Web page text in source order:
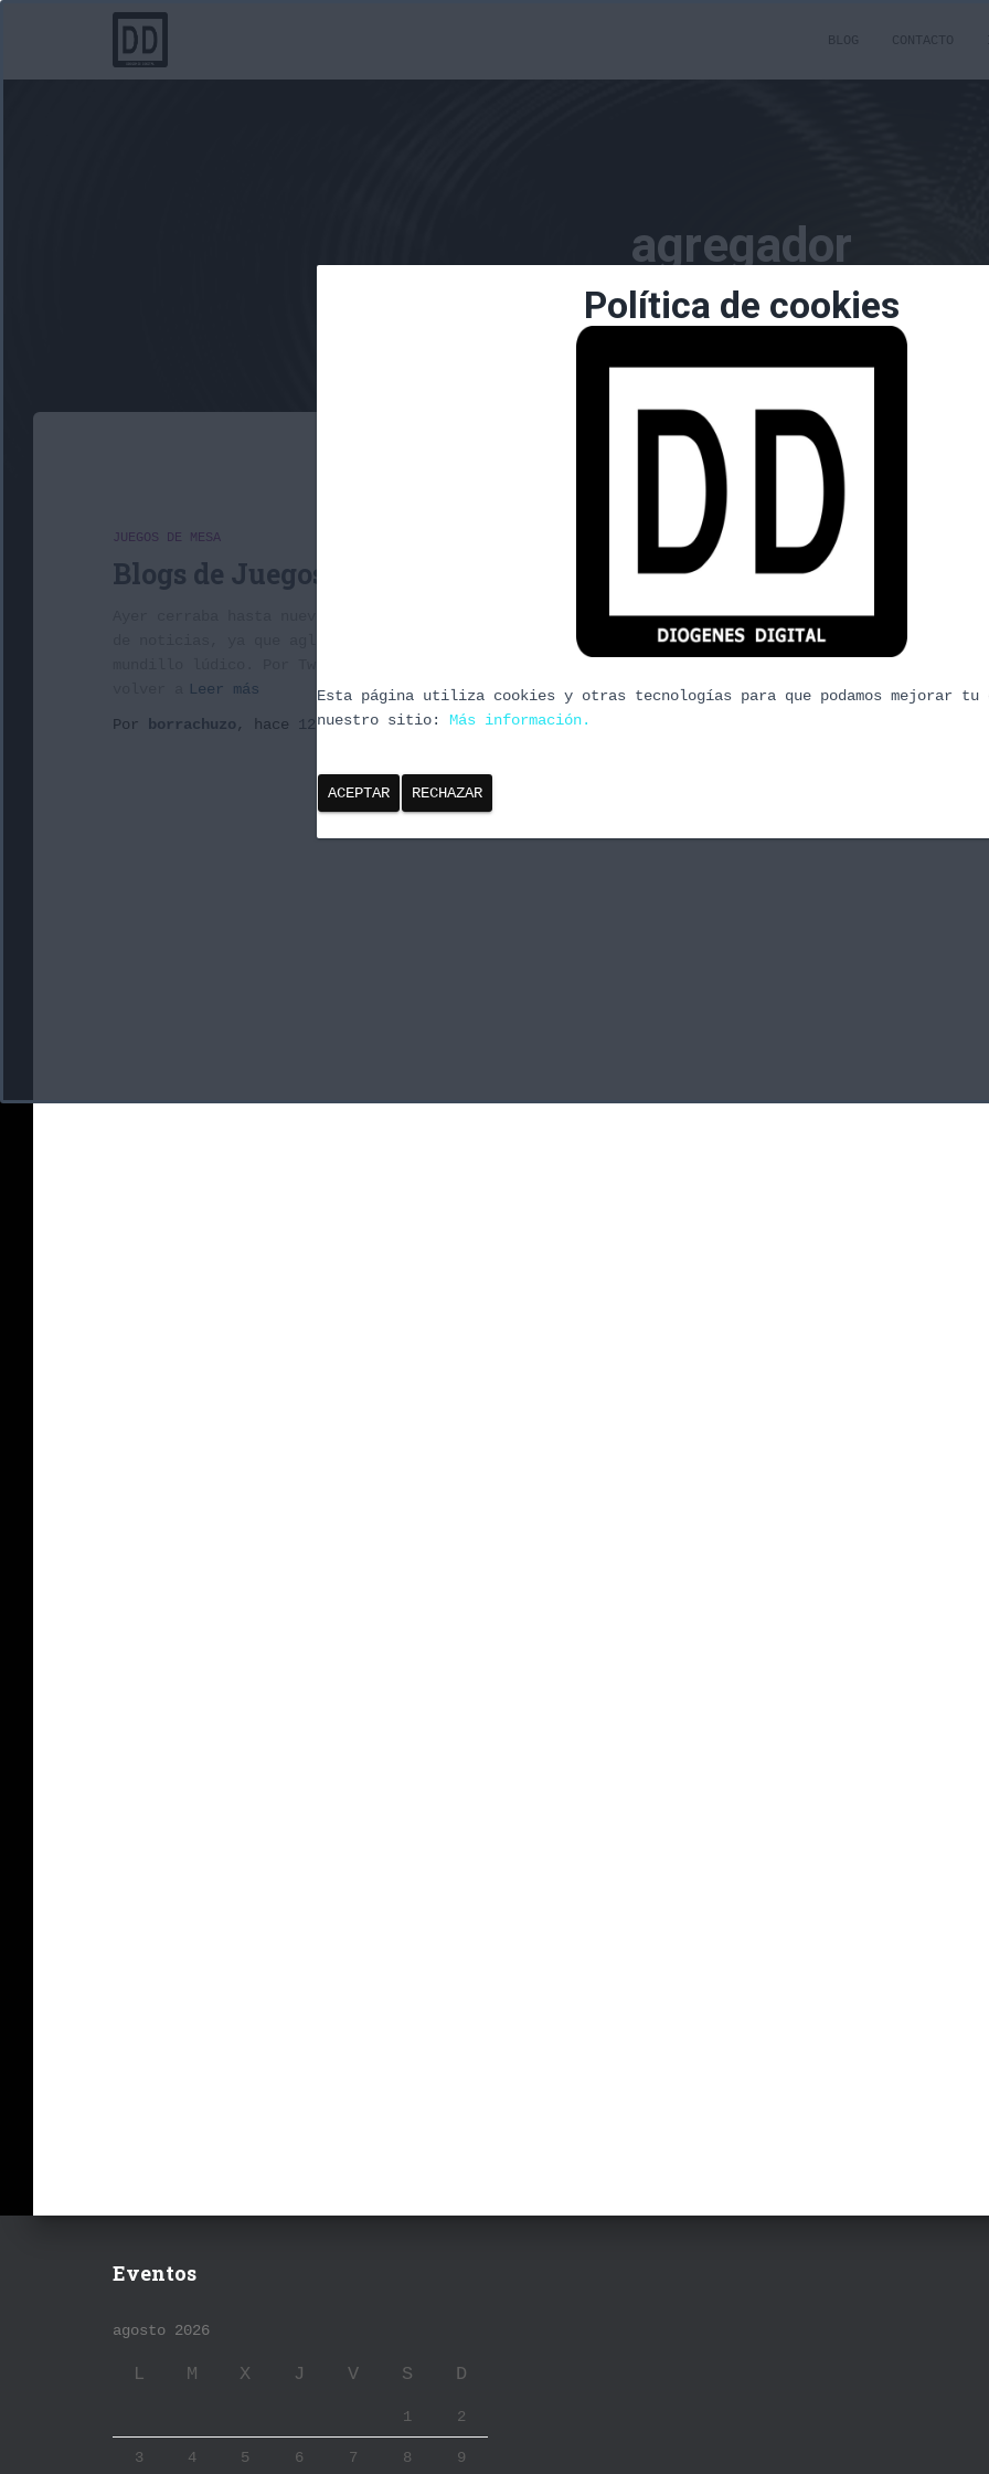
BLOG CONTACTO
agregador
JUEGOS DE MESA
Blogs de Juegos de mesa. Fichero para agregadores.
Ayer cerraba hasta nuevo aviso www.planetaludico.es. Era una página que servía de agregador
de noticias, ya que aglutinaba en una sóla página todas las noticias que se producían en el
Leer más
Por
borrachuzo , hace 12 años
Eventos
agosto 2026
L M X J V S D
1 2
3 4 5 6 7 8 9
Política de cookies
Esta página utiliza cookies y otras tecnologías para que podamos mejorar tu
nuestro sitio: Más información.
ACEPTAR RECHAZAR